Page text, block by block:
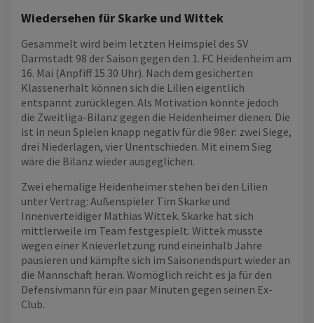
Wiedersehen für Skarke und Wittek
Gesammelt wird beim letzten Heimspiel des SV
Darmstadt 98 der Saison gegen den 1. FC Heidenheim am
16. Mai (Anpfiff 15.30 Uhr). Nach dem gesicherten
Klassenerhalt können sich die Lilien eigentlich
entspannt zurücklegen. Als Motivation könnte jedoch
die Zweitliga-Bilanz gegen die Heidenheimer dienen. Die
ist in neun Spielen knapp negativ für die 98er: zwei Siege,
drei Niederlagen, vier Unentschieden. Mit einem Sieg
wäre die Bilanz wieder ausgeglichen.
Zwei ehemalige Heidenheimer stehen bei den Lilien
unter Vertrag: Außenspieler Tim Skarke und
Innenverteidiger Mathias Wittek. Skarke hat sich
mittlerweile im Team festgespielt. Wittek musste
wegen einer Knieverletzung rund eineinhalb Jahre
pausieren und kämpfte sich im Saisonendspurt wieder an
die Mannschaft heran. Womöglich reicht es ja für den
Defensivmann für ein paar Minuten gegen seinen Ex-
Club.